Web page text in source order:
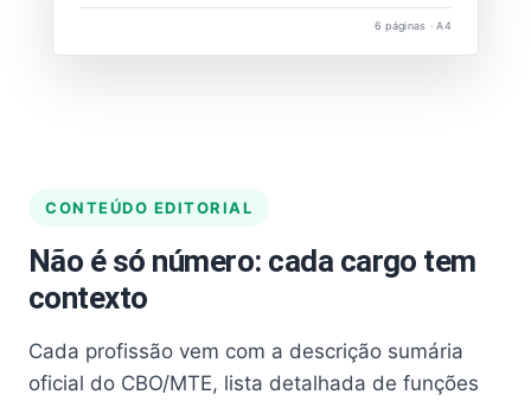
6 páginas · A4
CONTEÚDO EDITORIAL
Não é só número: cada cargo tem
contexto
Cada profissão vem com a descrição sumária
oficial do CBO/MTE, lista detalhada de funções